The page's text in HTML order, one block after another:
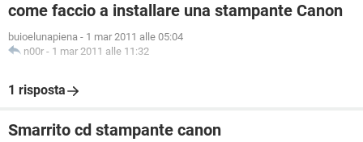
come faccio a installare una stampante Canon
buioelunapiena - 1 mar 2011 alle 05:04
n00r - 1 mar 2011 alle 11:32
1 risposta
Smarrito cd stampante canon